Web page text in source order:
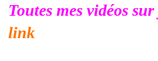
Toutes mes vidéos
link